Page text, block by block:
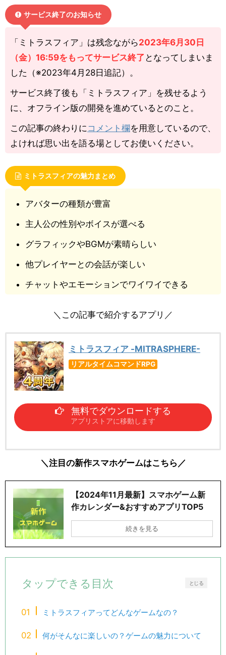
サービス終了のお知らせ
「ミトラスフィア」は残念ながら2023年6月30日
（金）16:59をもってサービス終了 となってしまいま
した（※2023年4月28日追記）。
サービス終了後も「ミトラスフィア」を残せるよう
に、オフライン版の開発を進めているとのこと。
この記事の終わりに コメント欄を用意しているので、
よければ思い出を語る場としてお使いください。
ミトラスフィアの魅力まとめ
アバターの種類が豊富
主人公の性別やボイスが選べる
グラフィックやBGMが素晴らしい
他プレイヤーとの会話が楽しい
チャットやエモーションでワイワイできる
＼この記事で紹介するアプリ／
ミトラスフィア -MITRASPHERE-
リアルタイムコマンドRPG
無料でダウンロードする
アプリストアに移動します
＼注目の新作スマホゲームはこちら／
【2024年11月最新】スマホゲーム新
作カレンダー&おすすめアプリTOP5
続きを見る
とじる
タップできる目次
ミトラスフィアってどんなゲームなの？
何がそんなに楽しいの？ゲームの魅力について